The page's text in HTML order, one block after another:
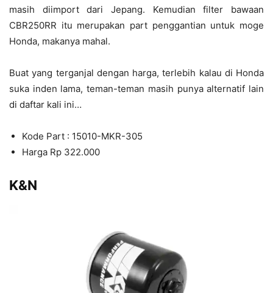
masih diimport dari Jepang. Kemudian filter bawaan
CBR250RR itu merupakan part penggantian untuk moge
Honda, makanya mahal.
Buat yang terganjal dengan harga, terlebih kalau di Honda
suka inden lama, teman-teman masih punya alternatif lain
di daftar kali ini…
Kode Part : 15010-MKR-305
Harga Rp 322.000
K&N